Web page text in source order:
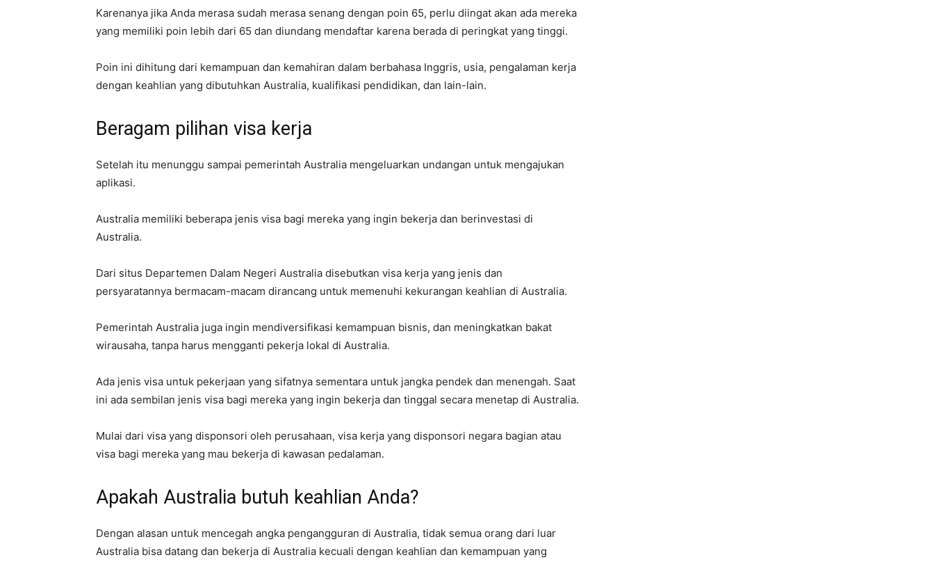
Karenanya jika Anda merasa sudah merasa senang dengan poin 65, perlu diingat akan ada mereka
yang memiliki poin lebih dari 65 dan diundang mendaftar karena berada di peringkat yang tinggi.
Poin ini dihitung dari kemampuan dan kemahiran dalam berbahasa Inggris, usia, pengalaman kerja
dengan keahlian yang dibutuhkan Australia, kualifikasi pendidikan, dan lain-lain.
Beragam pilihan visa kerja
Setelah itu menunggu sampai pemerintah Australia mengeluarkan undangan untuk mengajukan
aplikasi.
Australia memiliki beberapa jenis visa bagi mereka yang ingin bekerja dan berinvestasi di
Australia.
Dari situs Departemen Dalam Negeri Australia disebutkan visa kerja yang jenis dan
persyaratannya bermacam-macam dirancang untuk memenuhi kekurangan keahlian di Australia.
Pemerintah Australia juga ingin mendiversifikasi kemampuan bisnis, dan meningkatkan bakat
wirausaha, tanpa harus mengganti pekerja lokal di Australia.
Ada jenis visa untuk pekerjaan yang sifatnya sementara untuk jangka pendek dan menengah. Saat
ini ada sembilan jenis visa bagi mereka yang ingin bekerja dan tinggal secara menetap di Australia.
Mulai dari visa yang disponsori oleh perusahaan, visa kerja yang disponsori negara bagian atau
visa bagi mereka yang mau bekerja di kawasan pedalaman.
Apakah Australia butuh keahlian Anda?
Dengan alasan untuk mencegah angka pengangguran di Australia, tidak semua orang dari luar
Australia bisa datang dan bekerja di Australia kecuali dengan keahlian dan kemampuan yang